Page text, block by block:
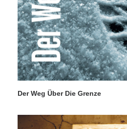
Der Weg Über Die Grenze